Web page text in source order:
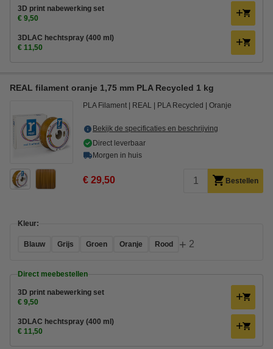
3D print nabewerking set
€ 9,50
3DLAC hechtspray (400 ml)
€ 11,50
REAL filament oranje 1,75 mm PLA Recycled 1 kg
PLA Filament REAL PLA Recycled Oranje
Bekijk de specificaties en beschrijving
Direct leverbaar
Morgen in huis
€ 29,50 Bestellen
Kleur:
Blauw Grijs Groen Oranje Rood + 2
Direct meebestellen
3D print nabewerking set
€ 9,50
3DLAC hechtspray (400 ml)
€ 11,50